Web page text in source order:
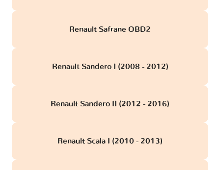
Renault Safrane OBD2
Renault Sandero I (2008 - 2012)
Renault Sandero II (2012 - 2016)
Renault Scala I (2010 - 2013)